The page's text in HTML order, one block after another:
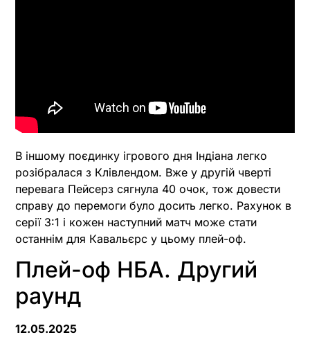
В іншому поєдинку ігрового дня Індіана легко
розібралася з Клівлендом. Вже у другій чверті
перевага Пейсерз сягнула 40 очок, тож довести
справу до перемоги було досить легко. Рахунок в
серії 3:1 і кожен наступний матч може стати
останнім для Кавальєрс у цьому плей-оф.
Плей-оф НБА. Другий
раунд
12.05.2025